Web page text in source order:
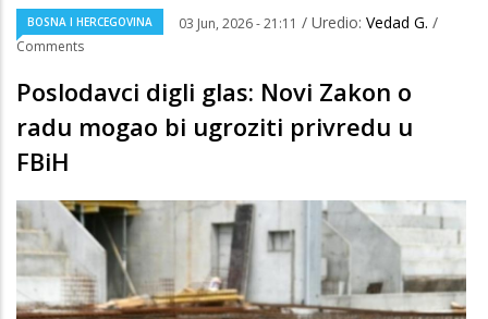
BOSNA I HERCEGOVINA 03 Jun, 2026 - 21:11 / Uredio: Vedad G. /
Comments
Poslodavci digli glas: Novi Zakon o
radu mogao bi ugroziti privredu u
FBiH